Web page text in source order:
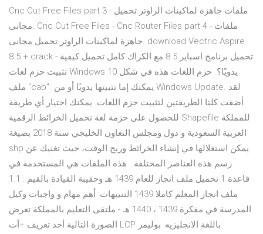
Cnc Cut Free Files part 3 - ملفات جاهزة لماكينات الراوتر تحميل
مجانى. Cnc Cut Free Files - Cnc Router Files part 4 - ملفات
جاهزة لماكينات الراوتر تحميل مجانى. download Vectric Aspire
8.5 + crack - تحميل برنامج اسباير 8.5 مع الكراك كامل تحميل كيفية
تثبيت حزم لغات Windows 10 يدويًا؟. حزم اللغات هذه في شكل
ملف "cab". يمكنك إما تثبيتها يدويًا أو من Windows Update. لقد
أضفت كلتا الطريقتين لتثبيت حزم اللغات. يمكنك اختيار أي طريقة
للحصول على حزمة لغة تحميل الخرائط الرقمية Shapefile للمملكة
العربية السعودية و دول ومجلس التعاون الخليجي سنة 2018 بصيغة
shp يمكن استغلالها في إنشاء الخرائط وربح الوقت، حيث تغنيك عن
رسم هذه العناصر المختلفة.. هذه الملفات هي المستخدمة في
قاعدة 1 تحميل ملف انجاز للعام 1439 هـ وحقيبة القيادة بالقيم : 1.1
ملف انجاز المعلم كاملا 1439 التنبيهات: أهم مهام و واجبات وكيل
المدرسة في مفكرة 1439 ، 1440 هـ - ملتقى التعليم بالمملكة تعرض
الصورة التالية أحد تعريف +آت LCP باللغة الانجليزيه: بوليمر